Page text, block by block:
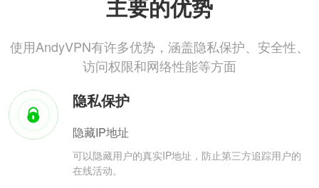
主要的优势
使用AndyVPN有许多优势，涵盖隐私保护、安全性、
访问权限和网络性能等方面
隐私保护
隐藏IP地址
可以隐藏用户的真实IP地址，防止第三方追踪用户的
在线活动。